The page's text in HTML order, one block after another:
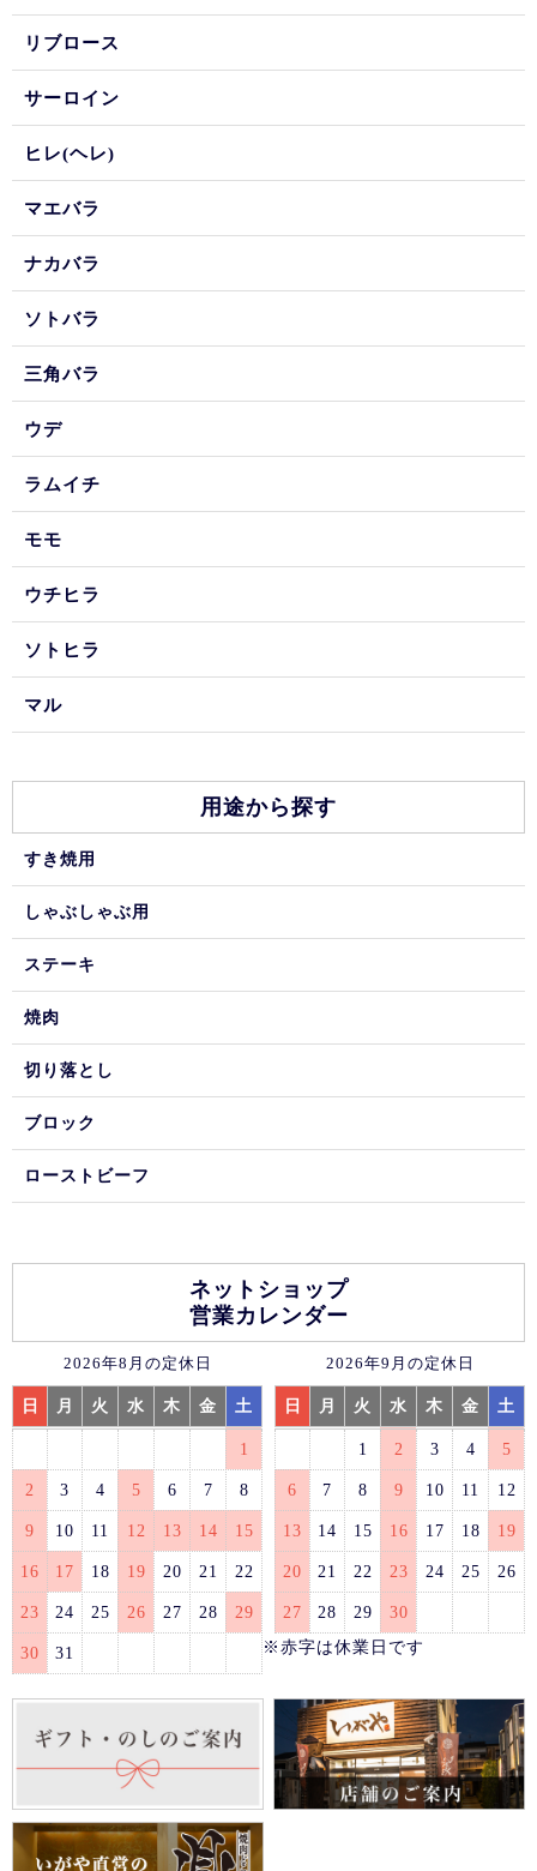
リブロース
サーロイン
ヒレ(ヘレ)
マエバラ
ナカバラ
ソトバラ
三角バラ
ウデ
ラムイチ
モモ
ウチヒラ
ソトヒラ
マル
用途から探す
すき焼用
しゃぶしゃぶ用
ステーキ
焼肉
切り落とし
ブロック
ローストビーフ
ネットショップ
営業カレンダー
2026年8月の定休日
日 月 火 水 木 金 土
1
2 3 4 5 6 7 8
9 10 11 12 13 14 15
16 17 18 19 20 21 22
23 24 25 26 27 28 29
30 31
2026年9月の定休日
日 月 火 水 木 金 土
1 2 3 4 5
6 7 8 9 10 11 12
13 14 15 16 17 18 19
20 21 22 23 24 25 26
27 28 29
30
※赤字は休業日です